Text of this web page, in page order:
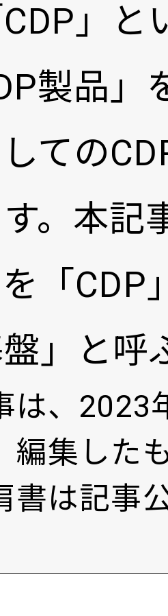
」と
製品
ての
。本記
「CDP
盤」と
、2023
編集した
は記事